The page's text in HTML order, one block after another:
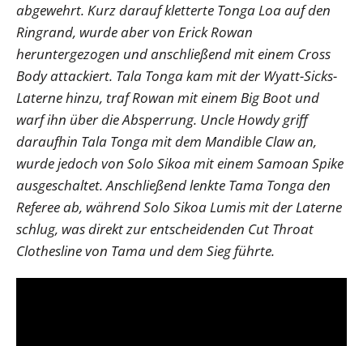
abgewehrt. Kurz darauf kletterte Tonga Loa auf den
Ringrand, wurde aber von Erick Rowan
heruntergezogen und anschließend mit einem Cross
Body attackiert. Tala Tonga kam mit der Wyatt-Sicks-
Laterne hinzu, traf Rowan mit einem Big Boot und
warf ihn über die Absperrung. Uncle Howdy griff
daraufhin Tala Tonga mit dem Mandible Claw an,
wurde jedoch von Solo Sikoa mit einem Samoan Spike
ausgeschaltet. Anschließend lenkte Tama Tonga den
Referee ab, während Solo Sikoa Lumis mit der Laterne
schlug, was direkt zur entscheidenden Cut Throat
Clothesline von Tama und dem Sieg führte.